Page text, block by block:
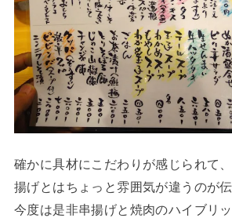
確かに具材にこだわりが感じられて
揚げとはちょっと雰囲気が違うのが
今度は是非串揚げと焼肉のハイブリ